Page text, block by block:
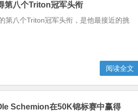
第八个Triton冠军头衔
第八个Triton冠军头衔，是他最接近的挑
阅读全文
Schemion在50K锦标赛中赢得